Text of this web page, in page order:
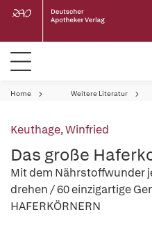
Home Weitere Literatur
Keuthage, Winfried
Das große
Mit dem Nährstoffwunder
drehen / 60 einzigartige
HAFERKÖRNERN